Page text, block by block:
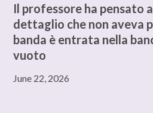
Il professore ha pensato
dettaglio che non aveva
banda è entrata nella
vuoto
June 22, 2026